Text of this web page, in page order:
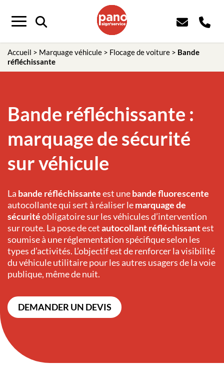
Menu
Accueil > Marquage véhicule > Flocage de voiture > Bande
réfléchissante
Bande réfléchissante :
marquage de sécurité
sur véhicule
La bande réfléchissanteest unebande fluorescente
autocollante qui sert à réaliser lemarquage de
sécuritéobligatoire sur les véhicules d’intervention
sur route. La pose de cetautocollant réfléchissantest
soumise à une réglementation spécifique selon les
types d’activités. L’objectif est de renforcer la visibilité
du véhicule utilitaire pour les autres usagers de la voie
publique, même de nuit.
DEMANDER UN DEVIS